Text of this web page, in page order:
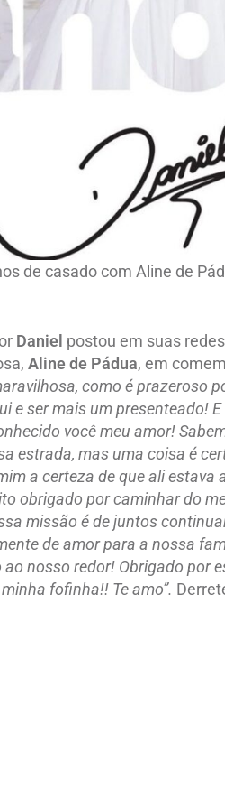
de casado com Aline de
Daniel postou em suas
Aline de Pádua, em
como é prazeroso
e ser mais um presenteado!
você meu amor!
estrada, mas uma coisa é
a certeza de que ali estava
obrigado por caminhar do
missão é de juntos
de amor para a nossa
nosso redor! Obrigado por
fofinha!! Te amo”.